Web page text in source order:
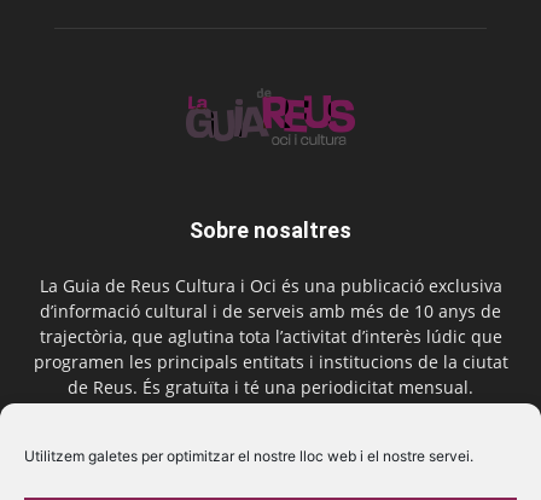
Utilitzem galetes per optimitzar el nostre lloc web i el nostre servei.
Sobre nosaltres
La Guia de Reus Cultura i Oci és una publicació exclusiva
d’informació cultural i de serveis amb més de 10 anys de
trajectòria, que aglutina tota l’activitat d’interès lúdic que
programen les principals entitats i institucions de la ciutat
de Reus. És gratuïta i té una periodicitat mensual.